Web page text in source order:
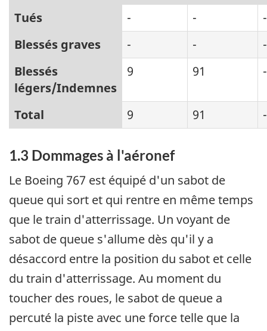
Tués
- -
-
Blessés graves
- -
-
Blessés
légers/Indemnes
9 91 -
Total 9 91 -
1.3 Dommages à l'aéronef
Le Boeing 767 est équipé d'un sabot de
queue qui sort et qui rentre en même temps
que le train d'atterrissage. Un voyant de
sabot de queue s'allume dès qu'il y a
désaccord entre la position du sabot et celle
du train d'atterrissage. Au moment du
toucher des roues, le sabot de queue a
percuté la piste avec une force telle que la